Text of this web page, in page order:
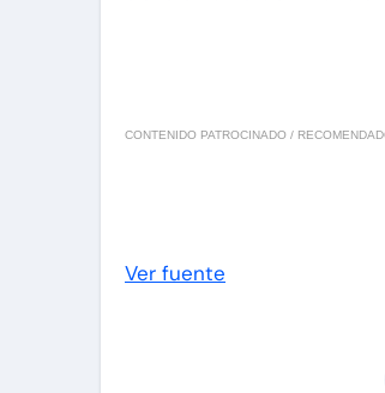
CONTENIDO PATROCINADO /
Ver fuente